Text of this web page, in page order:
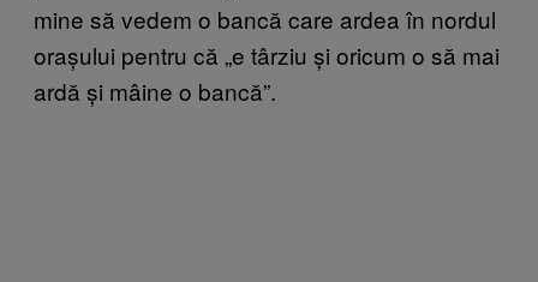
mine să vedem o bancă care ardea în nordul
orașului pentru că „e târziu și oricum o să mai
ardă și mâine o bancă”.